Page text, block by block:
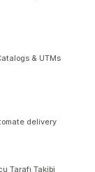
& UTMs
delivery
Tarafı Takibi